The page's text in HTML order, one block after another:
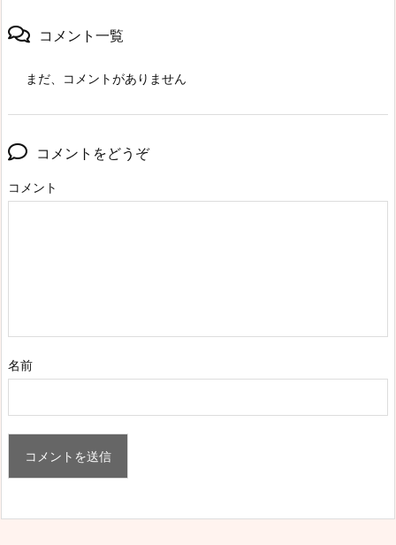
コメント一覧
まだ、コメントがありません
コメントをどうぞ
コメント
名前